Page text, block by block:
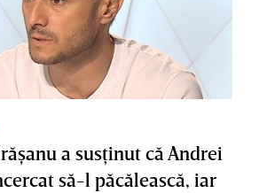
a susţinut că Andrei
să-l păcălească, iar